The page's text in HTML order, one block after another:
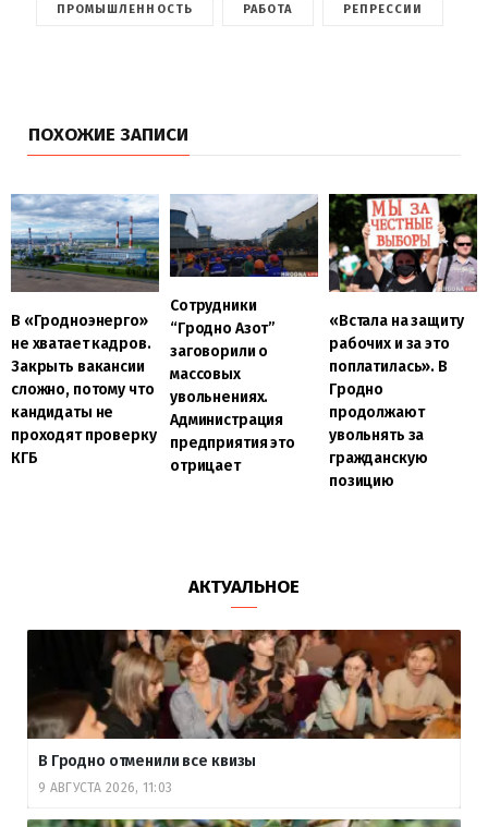
ПРОМЫШЛЕННОСТЬ РАБОТА РЕПРЕССИИ
ПОХОЖИЕ ЗАПИСИ
В «Гродноэнерго»
не хватает кадров.
Закрыть вакансии
сложно, потому что
кандидаты не
проходят проверку
КГБ
Сотрудники
“Гродно Азот”
заговорили о
массовых
увольнениях.
Администрация
предприятия это
отрицает
«Встала на защиту
рабочих и за это
поплатилась». В
Гродно
продолжают
увольнять за
гражданскую
позицию
АКТУАЛЬНОЕ
В Гродно отменили все квизы
9 АВГУСТА 2026, 11:03